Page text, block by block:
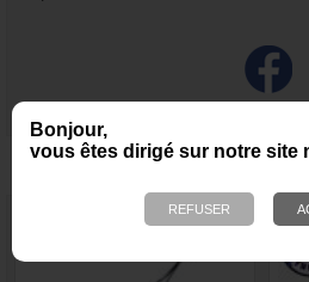
Bonjour,
vous êtes dirigé sur notre site
NOUS VOUS